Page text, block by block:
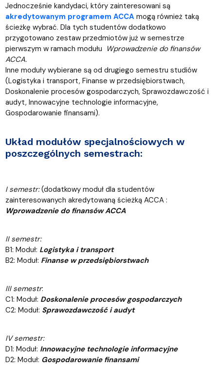
Jednocześnie kandydaci, który zainteresowani są
akredytowanym programem ACCAmogą również taką
ścieżkę wybrać. Dla tych studentów dodatkowo
przygotowano zestaw przedmiotów już w semestrze
pierwszym w ramach modułu Wprowadzenie do finansów
ACCA.
Inne moduły wybierane są od drugiego semestru studiów
(Logistyka i transport, Finanse w przedsiębiorstwach,
Doskonalenie procesów gospodarczych, Sprawozdawczość i
audyt, Innowacyjne technologie informacyjne,
Gospodarowanie finansami).
Układ modułów specjalnościowych w
poszczególnych semestrach:
I semestr:(dodatkowy moduł dla studentów
zainteresowanych akredytowaną ścieżką ACCA :
Wprowadzenie do finansów ACCA
II semestr:
B1: Moduł: Logistyka i transport
B2: Moduł: Finanse w przedsiębiorstwach
III semestr:
C1: Moduł: Doskonalenie procesów gospodarczych
C2: Moduł: Sprawozdawczość i audyt
IV semestr:
D1: Moduł: Innowacyjne technologie informacyjne
D2: Moduł: Gospodarowanie finansami